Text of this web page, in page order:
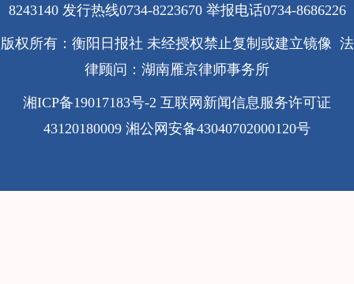
8243140 发行热线0734-8223670 举报电话0734-8686226
版权所有：衡阳日报社 未经授权禁止复制或建立镜像 法
律顾问：湖南雁京律师事务所
湘ICP备19017183号-2 互联网新闻信息服务许可证
43120180009 湘公网安备43040702000120号